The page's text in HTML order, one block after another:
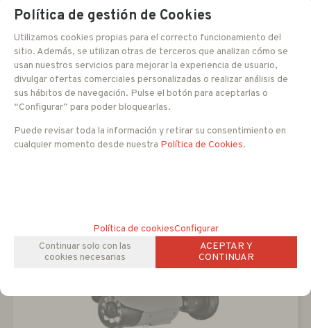
KPC-W600COL
Cámara tubular CCD 1/3" Sony. 550 líneas. Lente 3.8 a 9.5
mm
- +
Política de gestión de Cookies
Utilizamos cookies propias para el correcto funcionamiento del
sitio. Además, se utilizan otras de terceros que analizan cómo se
usan nuestros servicios para mejorar la experiencia de usuario,
divulgar ofertas comerciales personalizadas o realizar análisis de
sus hábitos de navegación. Pulse el botón para aceptarlas o
“Configurar” para poder bloquearlas.
Puede revisar toda la información y retirar su consentimiento en
cualquier momento desde nuestra Política de Cookies.
Política de cookiesConfigurar
Continuar solo con las
cookies necesarias
ACEPTAR Y
CONTINUAR